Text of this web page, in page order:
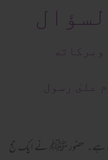
وبرکاته
علىٰ رسول
ہے۔ حضور ﷺ نے ایک حج